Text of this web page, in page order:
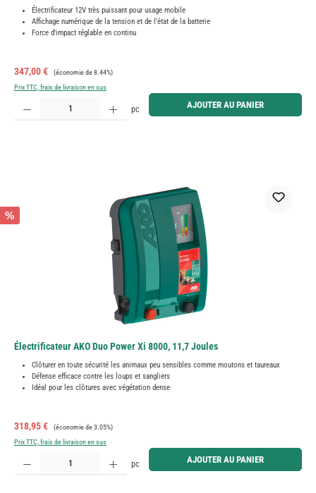
Électrificateur 12V très puissant pour usage mobile
Affichage numérique de la tension et de l'état de la batterie
Force d'impact réglable en continu
Prix de vente :
347,00 € Prix régulier :
(économie de 8.44%)
Prix TTC, frais de livraison en sus
Quantité de produit : Entrez la quantité souhaitée ou utilisez les boutons pour augmenter ou
pc AJOUTER AU PANIER
%
Électrificateur AKO Duo Power Xi 8000, 11,7 Joules
Clôturer en toute sécurité les animaux peu sensibles comme moutons et taureaux
Défense efficace contre les loups et sangliers
Idéal pour les clôtures avec végétation dense
Prix de vente :
318,95 € Prix régulier :
(économie de 3.05%)
Prix TTC, frais de livraison en sus
Quantité de produit : Entrez la quantité souhaitée ou utilisez les boutons pour augmenter ou
pc AJOUTER AU PANIER